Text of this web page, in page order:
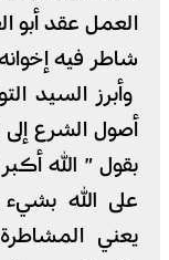
العمل عقد أبو
شاطر فيه
وأبرز السيد
أصول الشرع إلى
بقول ” الله
على الله بشيء
يعني